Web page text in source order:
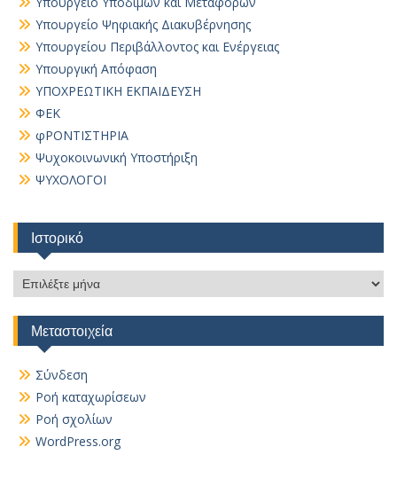
Υπουργείο Ψηφιακής Διακυβέρνησης
Υπουργείου Περιβάλλοντος και Ενέργειας
Υπουργική Απόφαση
ΥΠΟΧΡΕΩΤΙΚΗ ΕΚΠΑΙΔΕΥΣΗ
ΦΕΚ
φΡΟΝΤΙΣΤΗΡΙΑ
Ψυχοκοινωνική Υποστήριξη
ΨΥΧΟΛΟΓΟΙ
Ιστορικό
Ιστορικό
Μεταστοιχεία
Σύνδεση
Ροή καταχωρίσεων
Ροή σχολίων
WordPress.org